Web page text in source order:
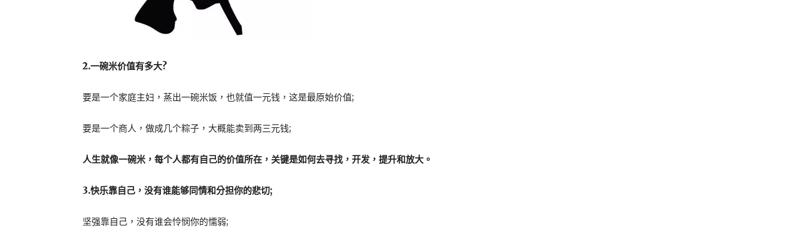
2.一碗米价值有多大?
要是一个家庭主妇，蒸出一碗米饭，也就值一元钱，这是最原始价值;
要是一个商人，做成几个粽子，大概能卖到两三元钱;
人生就像一碗米，每个人都有自己的价值所在，关键是如何去寻找，开发，提升和放大。
3.快乐靠自己，没有谁能够同情和分担你的悲切;
坚强靠自己，没有谁会怜悯你的懦弱;